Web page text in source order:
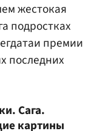
жестокая
подростках
премии
последних
Сага.
картины